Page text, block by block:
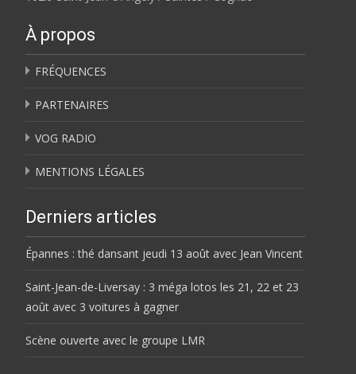
À propos
FRÉQUENCES
PARTENAIRES
VOG RADIO
MENTIONS LÉGALES
Derniers articles
Épannes : thé dansant jeudi 13 août avec Jean Vincent
Saint-Jean-de-Liversay : 3 méga lotos les 21, 22 et 23
août avec 3 voitures à gagner
Scène ouverte avec le groupe LMR